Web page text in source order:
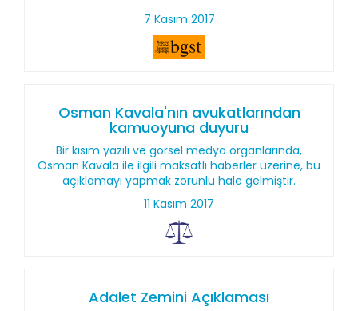
7 Kasım 2017
Osman Kavala'nın avukatlarından
kamuoyuna duyuru
Bir kısım yazılı ve görsel medya organlarında,
Osman Kavala ile ilgili maksatlı haberler üzerine, bu
açıklamayı yapmak zorunlu hale gelmiştir.
11 Kasım 2017
Adalet Zemini Açıklaması